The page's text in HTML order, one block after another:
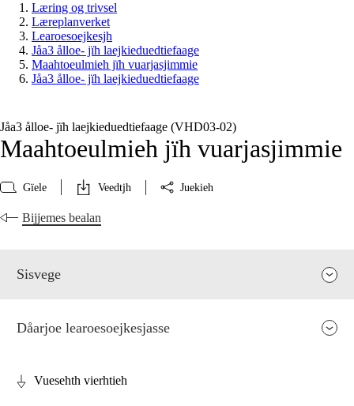
Læring og trivsel
Læreplanverket
Learoesoejkesjh
Jåa3 ålloe- jïh laejkieduedtiefaage
Maahtoeulmieh jïh vuarjasjimmie
Jåa3 ålloe- jïh laejkieduedtiefaage
Jåa3 ålloe- jïh laejkieduedtiefaage (VHD03‑02)
Maahtoeulmieh jïh vuarjasjimmie
Gïele Veedtjh Juekieh
Bijjemes bealan
Sisvege
Dåarjoe learoesoejkesjasse
Vuesehth vierhtieh